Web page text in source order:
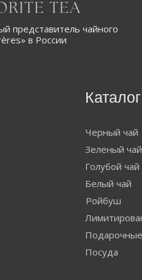
представитель чайного
в России
Каталог
Черный чай
Зеленый чай
Голубой чай
Белый чай
Ройбуш
Посуда